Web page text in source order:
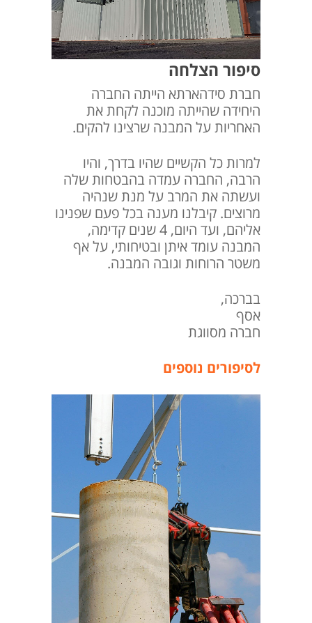
סיפור הצלחה
חברת סידהארתא הייתה החברה
היחידה שהייתה מוכנה לקחת את
האחריות על המבנה שרצינו להקים.
למרות כל הקשיים שהיו בדרך, והיו
הרבה, החברה עמדה בהבטחות שלה
ועשתה את המרב על מנת שנהיה
מרוצים. קיבלנו מענה בכל פעם שפנינו
אליהם, ועד היום, 4 שנים קדימה,
המבנה עומד איתן ובטיחותי, על אף
משטר הרוחות וגובה המבנה.
בברכה,
אסף
חברה מסווגת
לסיפורים נוספים